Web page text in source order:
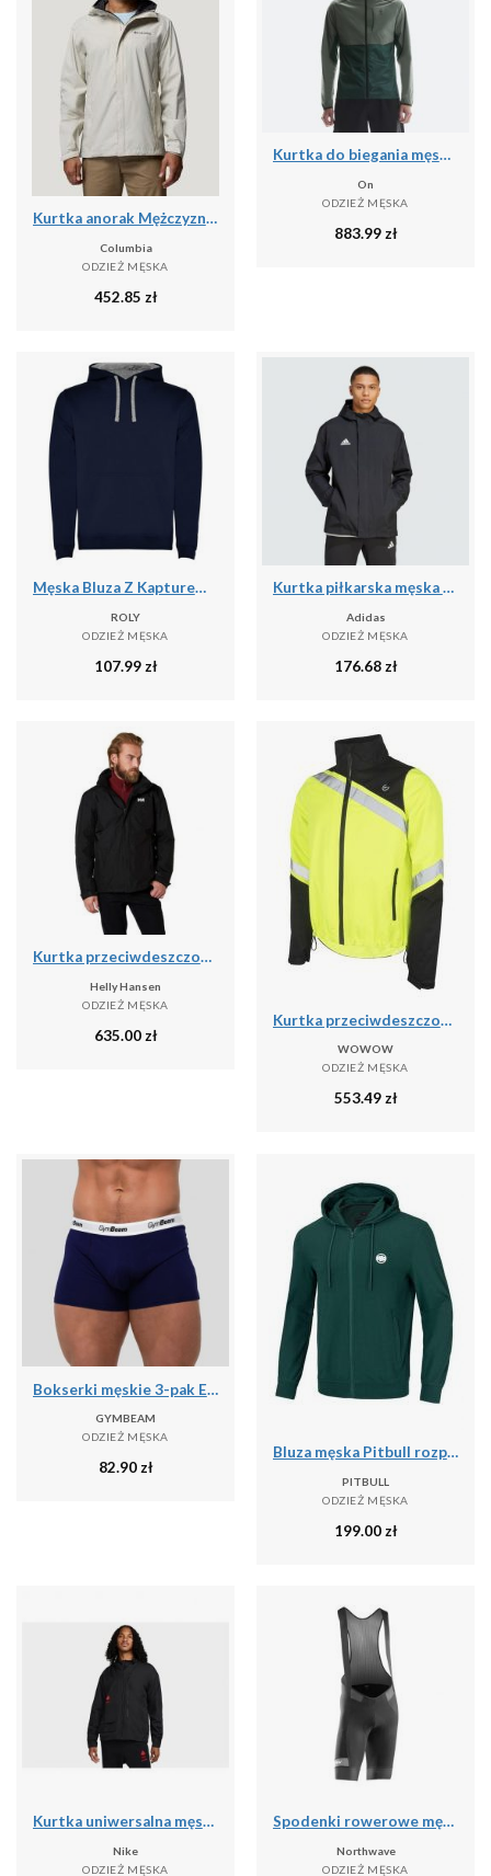
Kurtka anorak Mężczyzna COLUMBIA Watertight™ II Jacket
Columbia
ODZIEŻ MĘSKA
452.85 zł
Kurtka do biegania męska On Weather
On
ODZIEŻ MĘSKA
883.99 zł
Męska Bluza Z Kapturem Urban
ROLY
ODZIEŻ MĘSKA
107.99 zł
Kurtka piłkarska męska Adidas Entrada 22 All-Weather
Adidas
ODZIEŻ MĘSKA
176.68 zł
Kurtka przeciwdeszczowa męska Helly Hansen DUBLINER INSULATED
Helly Hansen
ODZIEŻ MĘSKA
635.00 zł
Kurtka przeciwdeszczowa Wowow Fuji XXL
WOWOW
ODZIEŻ MĘSKA
553.49zł
Bokserki męskie 3-pak Essentials
GYMBEAM
ODZIEŻ MĘSKA
82.90zł
Bluza męska Pitbull rozpinana z kapturem Pique Rockey
PITBULL
ODZIEŻ MĘSKA
199.00 zł
Kurtka uniwersalna męska Nike Kyrie Lightweight
Nike
ODZIEŻ MĘSKA
Spodenki rowerowe męskie Northwave Rockster
Northwave
ODZIEŻ MĘSKA